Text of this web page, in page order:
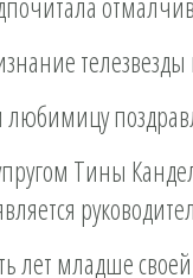
любимицу
Тины
лет младше